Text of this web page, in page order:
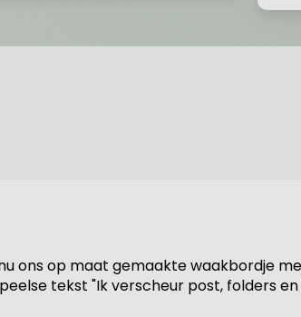
ons op maat gemaakte waakbordje
tekst "Ik verscheur post, folders